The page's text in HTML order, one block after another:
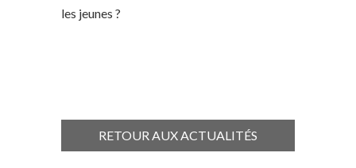
les jeunes ?
RETOUR AUX ACTUALITÉS